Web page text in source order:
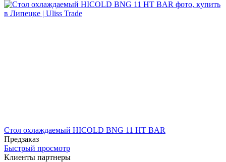
Стол охлаждаемый HICOLD BNG 11 HT BAR
Предзаказ
Быстрый просмотр
Клиенты партнеры